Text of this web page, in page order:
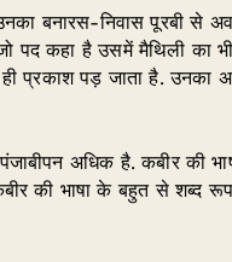
बनारस-निवास पूरबी से
कहा है उसमें मैथिली का भी
प्रकाश पड़ जाता है. उनका
अधिक है. कबीर की
की भाषा के बहुत से शब्द रूप